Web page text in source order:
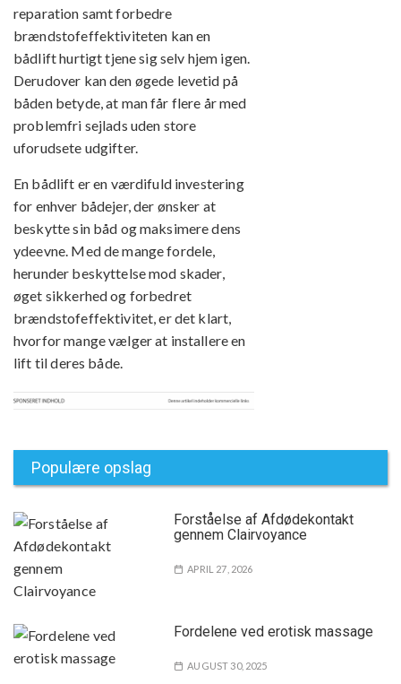
reparation samt forbedre
brændstofeffektiviteten kan en
bådlift hurtigt tjene sig selv hjem igen.
Derudover kan den øgede levetid på
båden betyde, at man får flere år med
problemfri sejlads uden store
uforudsete udgifter.
En bådlift er en værdifuld investering
for enhver bådejer, der ønsker at
beskytte sin båd og maksimere dens
ydeevne. Med de mange fordele,
herunder beskyttelse mod skader,
øget sikkerhed og forbedret
brændstofeffektivitet, er det klart,
hvorfor mange vælger at installere en
lift til deres både.
Populære opslag
Forståelse af Afdødekontakt
gennem Clairvoyance
APRIL 27, 2026
Fordelene ved erotisk massage
AUGUST 30, 2025